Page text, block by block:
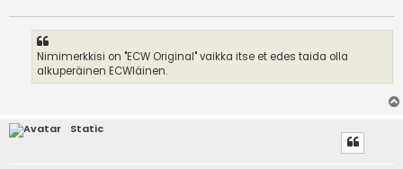
Nimimerkkisi on "ECW Original" vaikka itse et edes taida olla
alkuperäinen ECWläinen.
Static